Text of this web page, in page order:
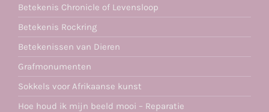
Betekenis Chronicle of Levensloop
Betekenis Rockring
Betekenissen van Dieren
Grafmonumenten
Sokkels voor Afrikaanse kunst
Hoe houd ik mijn beeld mooi – Reparatie